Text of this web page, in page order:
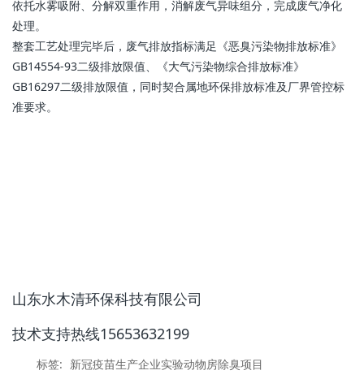
依托水雾吸附、分解双重作用，消解废气异味组分，完成废气净化
处理。
整套工艺处理完毕后，废气排放指标满足《恶臭污染物排放标准》
GB14554-93二级排放限值、《大气污染物综合排放标准》
GB16297二级排放限值，同时契合属地环保排放标准及厂界管控标
准要求。
山东水木清环保科技有限公司
技术支持热线15653632199
标签: 新冠疫苗生产企业实验动物房除臭项目